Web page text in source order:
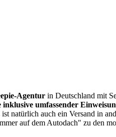
Agentur in Deutschland mit
inklusive umfassender
natürlich auch ein Versand in
auf dem Autodach" zu den